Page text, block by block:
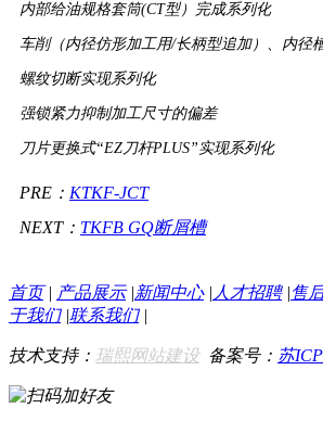
内部给油规格套筒(CT型）完成系列化
车削（内径仿形加工用/长柄型追加）、内径
螺纹切断实现系列化
强锁紧力抑制加工尺寸的偏差
刀片更换式“EZ刀杆PLUS”实现系列化
PRE： KTKF-JCT
NEXT： TKFB GQ断屑槽
首页| 产品展示|新闻中心|人才招聘|售
于我们|联系我们|
技术支持： 瑞熙网站建设 备案号： 苏